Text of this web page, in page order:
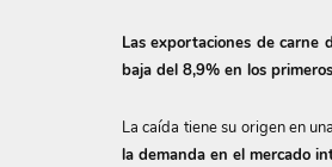
Las exportaciones de
baja del 8,9% en los
La caída tiene su origen en
la demanda en el mercado